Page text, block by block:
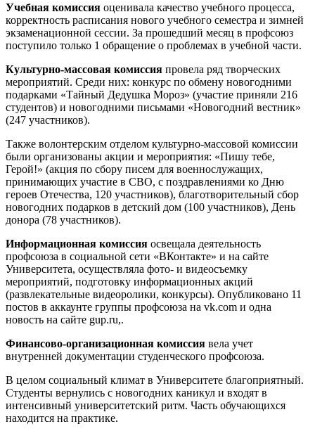
Учебная комиссия оценивала качество учебного процесса,
корректность расписания нового учебного семестра и зимней
экзаменационной сессии. За прошедший месяц в профсоюз
поступило только 1 обращение о проблемах в учебной части.
Культурно-массовая комиссия провела ряд творческих
мероприятий. Среди них: конкурс по обмену новогодними
подарками «Тайный Дедушка Мороз» (участие приняли 216
студентов) и новогодними письмами «Новогодний вестник»
(247 участников).
Также волонтерским отделом культурно-массовой комиссии
были организованы акции и мероприятия: «Пишу тебе,
Герой!» (акция по сбору писем для военнослужащих,
принимающих участие в СВО, с поздравлениями ко Дню
героев Отечества, 120 участников), благотворительный сбор
новогодних подарков в детский дом (100 участников), День
донора (78 участников).
Информационная комиссия освещала деятельность
профсоюза в социальной сети «ВКонтакте» и на сайте
Университета, осуществляла фото- и видеосъемку
мероприятий, подготовку информационных акций
(развлекательные видеоролики, конкурсы). Опубликовано 11
постов в аккаунте группы профсоюза на vk.com и одна
новость на сайте gup.ru,.
Финансово-организационная комиссия вела учет
внутренней документации студенческого профсоюза.
В целом социальный климат в Университете благоприятный.
Студенты вернулись с новогодних каникул и входят в
интенсивный университетский ритм. Часть обучающихся
находится на практике.